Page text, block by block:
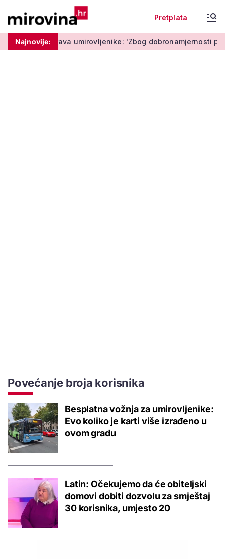
Pretplata
Najnovije:
upozorava umirovljenike: 'Zbog dobronamjernosti
Povećanje broja korisnika
Besplatna vožnja za umirovljenike:
Evo koliko je karti više izrađeno u
ovom gradu
Latin: Očekujemo da će obiteljski
domovi dobiti dozvolu za smještaj
30 korisnika, umjesto 20